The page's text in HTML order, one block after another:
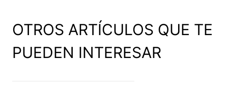
OTROS ARTÍCULOS QUE TE
PUEDEN INTERESAR